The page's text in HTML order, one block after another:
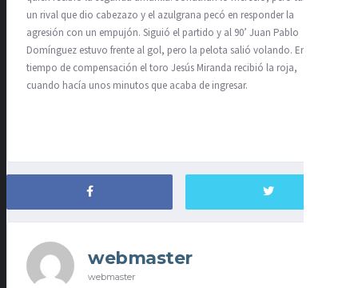
un rival que dio cabezazo y el azulgrana pecó en responder la
agresión con un empujón. Siguió el partido y al 90’ Juan Pablo
Domínguez estuvo frente al gol, pero la pelota salió volando. En
tiempo de compensación el toro Jesús Miranda recibió la roja,
cuando hacía unos minutos que acaba de ingresar.
webmaster
webmaster